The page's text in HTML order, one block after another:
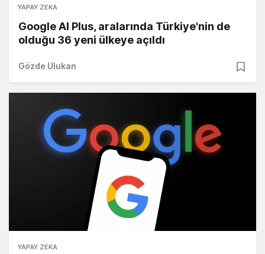
YAPAY ZEKA
Google AI Plus, aralarında Türkiye'nin de
olduğu 36 yeni ülkeye açıldı
Gözde Ulukan
YAPAY ZEKA